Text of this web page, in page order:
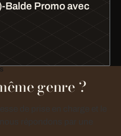
Balde Promo avec
genre ?